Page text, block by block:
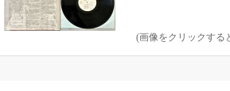
(画像をクリックする